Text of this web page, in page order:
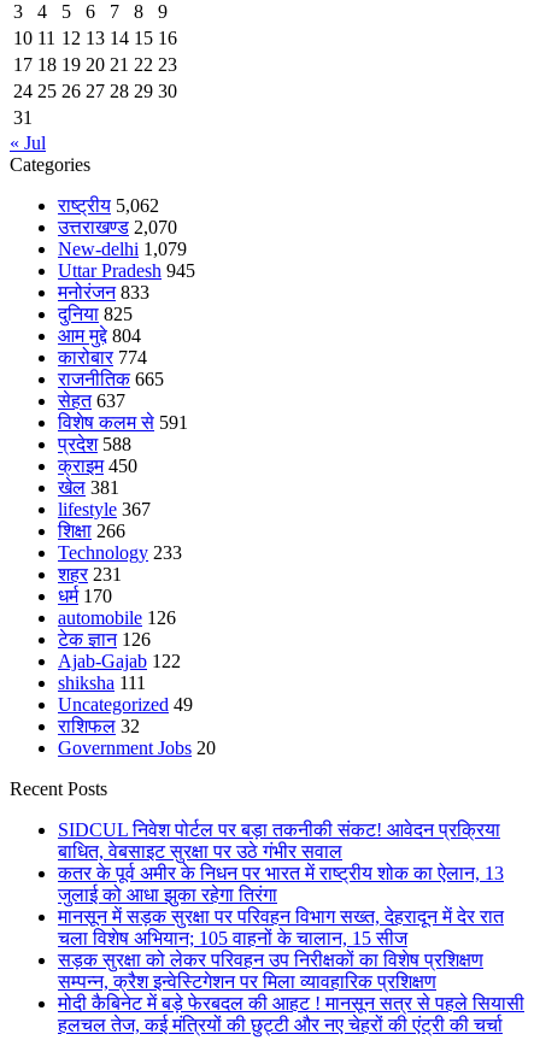
3
4 5 6 7 8
9
10 11 12 13 14 15 16
17 18 19 20 21 22 23
24 25 26 27 28 29 30
31
« Jul
Categories
राष्ट्रीय 5,062
उत्तराखण्ड 2,070
New-delhi 1,079
Uttar Pradesh 945
मनोरंजन 833
दुनिया 825
आम मुद्दे 804
कारोबार 774
राजनीतिक 665
सेहत 637
विशेष कलम से 591
प्रदेश 588
क्राइम 450
खेल 381
lifestyle 367
शिक्षा 266
Technology 233
शहर 231
धर्म 170
automobile 126
टेक ज्ञान 126
Ajab-Gajab 122
shiksha 111
Uncategorized 49
राशिफल 32
Government Jobs 20
Recent Posts
SIDCUL निवेश पोर्टल पर बड़ा तकनीकी संकट! आवेदन प्रक्रिया
बाधित, वेबसाइट सुरक्षा पर उठे गंभीर सवाल
कतर के पूर्व अमीर के निधन पर भारत में राष्ट्रीय शोक का ऐलान, 13
जुलाई को आधा झुका रहेगा तिरंगा
मानसून में सड़क सुरक्षा पर परिवहन विभाग सख्त, देहरादून में देर रात
चला विशेष अभियान; 105 वाहनों के चालान, 15 सीज
सड़क सुरक्षा को लेकर परिवहन उप निरीक्षकों का विशेष प्रशिक्षण
सम्पन्न, क्रैश इन्वेस्टिगेशन पर मिला व्यावहारिक प्रशिक्षण
मोदी कैबिनेट में बड़े फेरबदल की आहट ! मानसून सत्र से पहले सियासी
हलचल तेज, कई मंत्रियों की छुट्टी और नए चेहरों की एंट्री की चर्चा